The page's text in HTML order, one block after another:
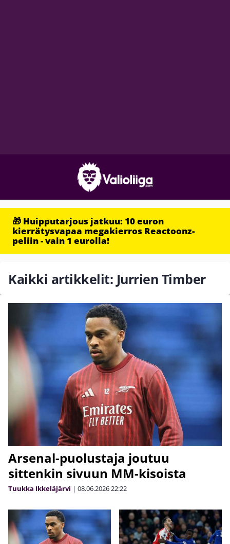
🎁 Huipputarjous jatkuu: 10 euron
kierrätysvapaa megakierros Reactoonz-
peliin - vain 1 eurolla!
Kaikki artikkelit: Jurrien Timber
Arsenal-puolustaja joutuu
sittenkin sivuun MM-kisoista
Tuukka Ikkeläjärvi | 08.06.202622:22